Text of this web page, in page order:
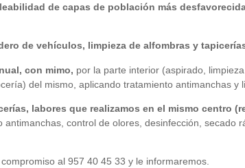
de capas de población más
de vehículos, limpieza de alfombras y
con mimo, por la parte interior (aspirado,
del mismo, aplicando tratamiento antimanchas y
labores que realizamos en el mismo centro
antimanchas, control de olores, desinfección, secado
al 957 40 45 33 y le informaremos.